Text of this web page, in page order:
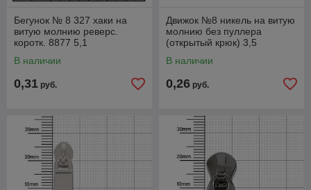
Бегунок № 8 327 хаки на
витую молнию реверс.
коротк. 8877 5,1
В наличии
0,31 руб.
Движок №8 никель на витую
молнию без пуллера
(открытый крюк) 3,5
В наличии
0,26 руб.